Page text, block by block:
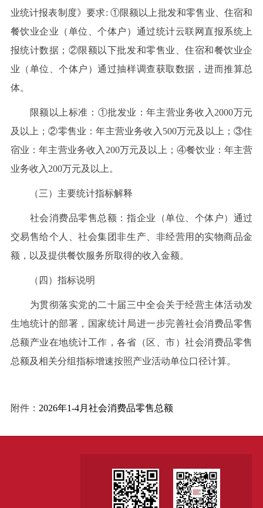
业统计报表制度》要求: ①限额以上批发和零售业、住宿和
餐饮业企业（单位、个体户）通过统计云联网直报系统上
报统计数据；②限额以下批发和零售业、住宿和餐饮业企
业（单位、个体户）通过抽样调查获取数据，进而推算总
体。
限额以上标准：①批发业：年主营业务收入2000万元
及以上；②零售业：年主营业务收入500万元及以上；③住
宿业：年主营业务收入200万元及以上；④餐饮业：年主营
业务收入200万元及以上。
（三）主要统计指标解释
社会消费品零售总额：指企业（单位、个体户）通过
交易售给个人、社会集团非生产、非经营用的实物商品金
额，以及提供餐饮服务所取得的收入金额。
（四）指标说明
为贯彻落实党的二十届三中全会关于经营主体活动发
生地统计的部署，国家统计局进一步完善社会消费品零售
总额产业在地统计工作，各省（区、市）社会消费品零售
总额及相关分组指标增速按照产业活动单位口径计算。
附件： 2026年1-4月社会消费品零售总额